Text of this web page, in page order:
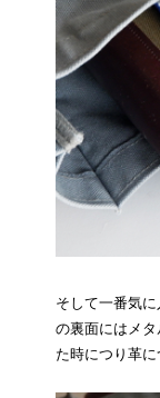
そして一番気
の裏面にはメ
た時につり革に